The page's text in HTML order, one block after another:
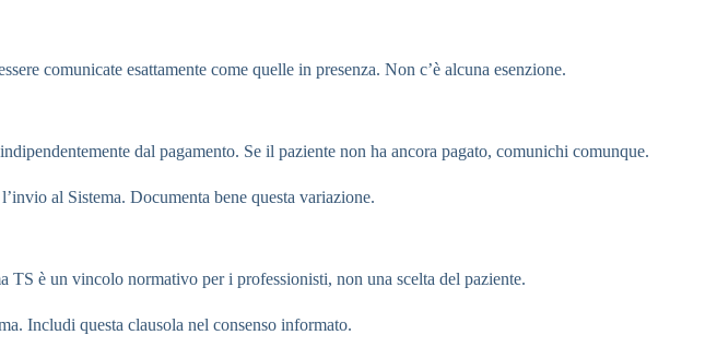
comunicate esattamente come quelle in presenza. Non c’è alcuna esenzione.
dal pagamento. Se il paziente non ha ancora pagato, comunichi comunque.
al Sistema. Documenta bene questa variazione.
TS è un vincolo normativo per i professionisti, non una scelta del paziente.
Includi questa clausola nel consenso informato.